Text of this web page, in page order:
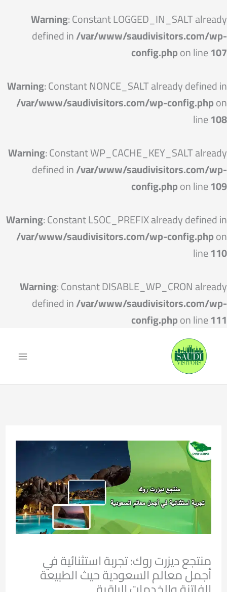
Warning: Constant LOGGED_IN_SALT already
defined in/var/www/saudivisitors.com/wp-
config.phpon line107
Warning: Constant NONCE_SALT already defined in
/var/www/saudivisitors.com/wp-config.phpon
line108
Warning: Constant WP_CACHE_KEY_SALT already
defined in/var/www/saudivisitors.com/wp-
config.phpon line109
Warning: Constant LSOC_PREFIX already defined in
/var/www/saudivisitors.com/wp-config.phpon
line110
Warning: Constant DISABLE_WP_CRON already
defined in/var/www/saudivisitors.com/wp-
config.phpon line111
منتجع ديزرت روك: تجربة استثنائية في
أجمل معالم السعودية حيث الطبيعة